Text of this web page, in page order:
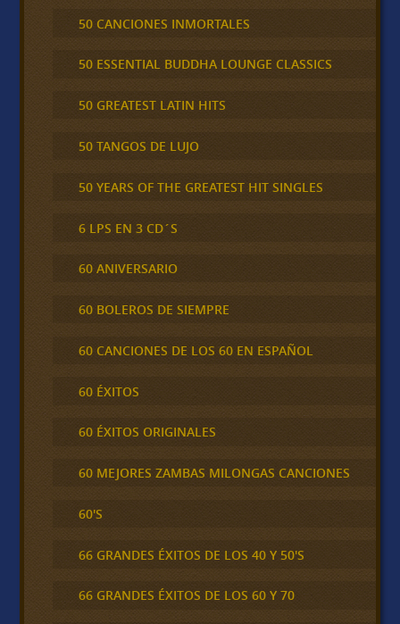
50 CANCIONES INMORTALES
50 ESSENTIAL BUDDHA LOUNGE CLASSICS
50 GREATEST LATIN HITS
50 TANGOS DE LUJO
50 YEARS OF THE GREATEST HIT SINGLES
6 LPS EN 3 CD´S
60 ANIVERSARIO
60 BOLEROS DE SIEMPRE
60 CANCIONES DE LOS 60 EN ESPAÑOL
60 ÉXITOS
60 ÉXITOS ORIGINALES
60 MEJORES ZAMBAS MILONGAS CANCIONES
60'S
66 GRANDES ÉXITOS DE LOS 40 Y 50'S
66 GRANDES ÉXITOS DE LOS 60 Y 70